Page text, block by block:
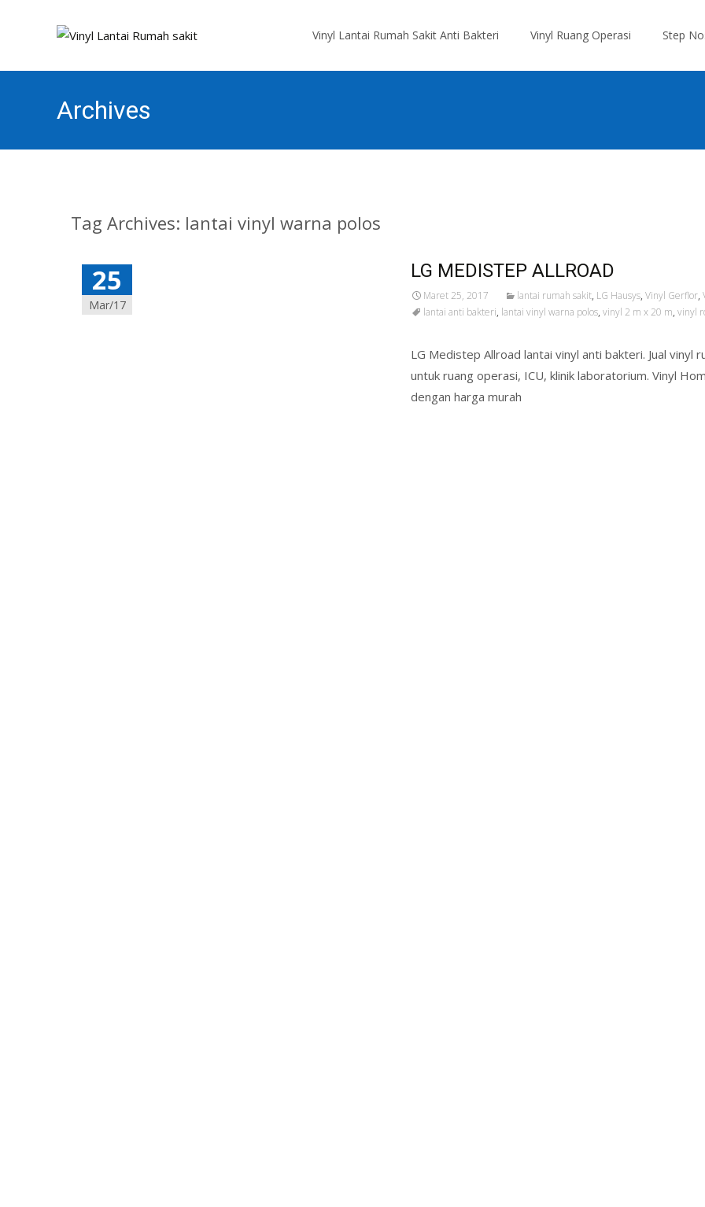
Vinyl Lantai Rumah Sakit Anti Bakteri Vinyl Ruang Operasi Step
Archives
Tag Archives: lantai vinyl warna polos
25
Mar/17
LG MEDISTEP ALLROAD
Maret 25, 2017 lantai rumah sakit, LG Hausys, Vinyl Gerflor,
lantai anti bakteri, lantai vinyl warna polos, vinyl 2 m x 20 m, vinyl
LG Medistep Allroad lantai vinyl anti bakteri. Jual vinyl
untuk ruang operasi, ICU, klinik laboratorium. Vinyl
dengan harga murah